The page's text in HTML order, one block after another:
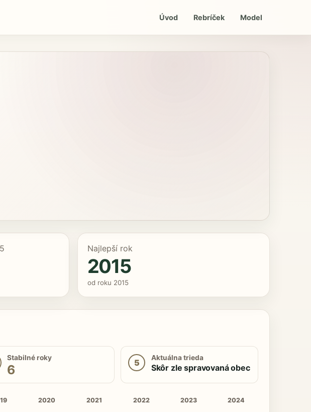
Úvod Rebríček Model
Najlepší rok
2015
od roku 2015
Stabilné roky
6 5 Aktuálna trieda
Skôr zle spravovaná obec
2020 2021 2022 2023 2024